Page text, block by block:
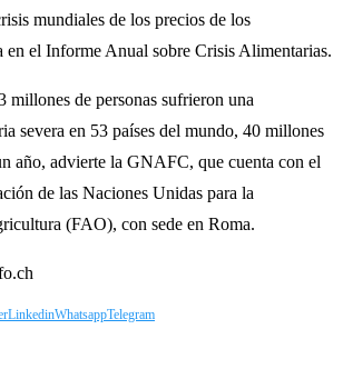
mundiales de los precios de los
en el Informe Anual sobre Crisis Alimentarias.
millones de personas sufrieron una
severa en 53 países del mundo, 40 millones
año, advierte la GNAFC, que cuenta con el
de las Naciones Unidas para la
(FAO), con sede en Roma.
LinkedinWhatsappTelegram